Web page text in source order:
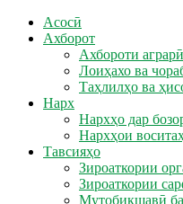
Асосӣ
Ахборот
Ахбороти аграрӣ
Лоиҳахо ва
Таҳлилҳо ва
Нарх
Нархҳо дар
Нархҳои
Тавсияҳо
Зироаткории
Зироаткории
Мутобиқшавӣ